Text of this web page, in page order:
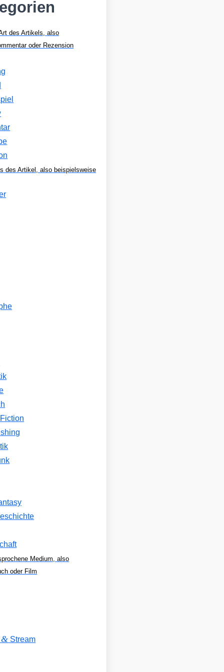
des Artikels, also
oder Rezension
des Artikel, also beispielsweise
Medium, also
oder Film
& Stream